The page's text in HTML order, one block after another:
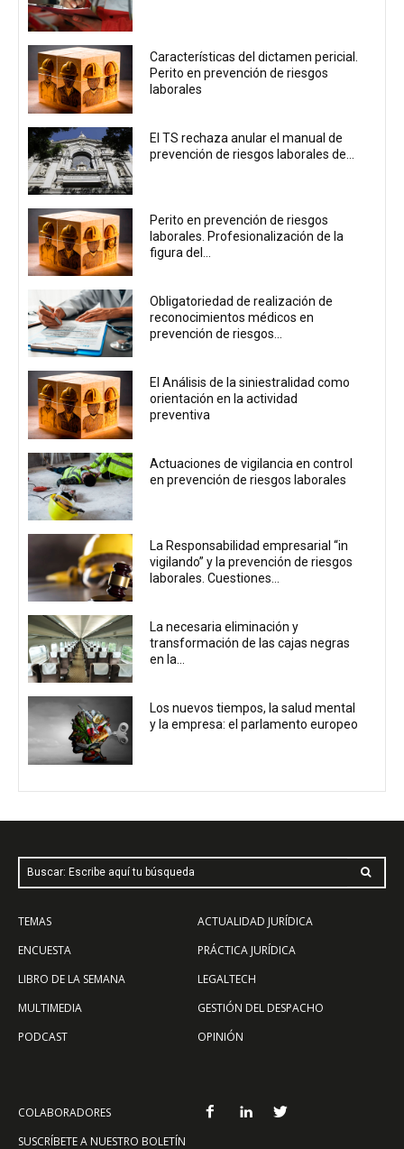
Características del dictamen pericial.
Perito en prevención de riesgos
laborales
El TS rechaza anular el manual de
prevención de riesgos laborales de...
Perito en prevención de riesgos
laborales. Profesionalización de la
figura del...
Obligatoriedad de realización de
reconocimientos médicos en
prevención de riesgos...
El Análisis de la siniestralidad como
orientación en la actividad
preventiva
Actuaciones de vigilancia en control
en prevención de riesgos laborales
La Responsabilidad empresarial “in
vigilando” y la prevención de riesgos
laborales. Cuestiones...
La necesaria eliminación y
transformación de las cajas negras
en la...
Los nuevos tiempos, la salud mental
y la empresa: el parlamento europeo
Buscar: Escribe aquí tu búsqueda
TEMAS
ENCUESTA
LIBRO DE LA SEMANA
MULTIMEDIA
PODCAST
ACTUALIDAD JURÍDICA
PRÁCTICA JURÍDICA
LEGALTECH
GESTIÓN DEL DESPACHO
OPINIÓN
COLABORADORES
SUSCRÍBETE A NUESTRO BOLETÍN